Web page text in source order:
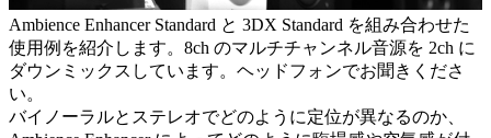
Ambience Enhancer Standard と 3DX Standard を組み合わせた
使用例を紹介します。8ch のマルチチャンネル音源を 2ch に
ダウンミックスしています。ヘッドフォンでお聞きくださ
い。
バイノーラルとステレオでどのように定位が異なるのか、